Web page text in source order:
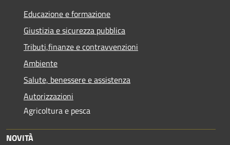
Educazione e formazione
Giustizia e sicurezza pubblica
Tributi,finanze e contravvenzioni
Ambiente
Salute, benessere e assistenza
Autorizzazioni
Agricoltura e pesca
NOVITÀ